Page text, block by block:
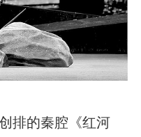
的秦腔《红河